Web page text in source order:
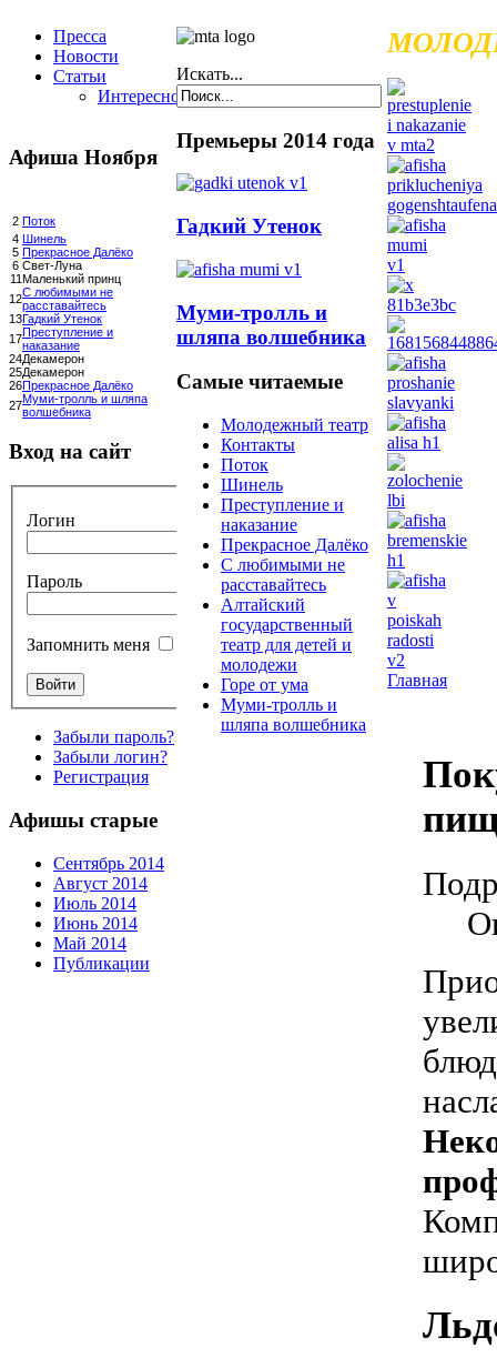
Пресса
Новости
Статьи
Интересное
Афиша Ноября
2 Поток
4 Шинель
5 Прекрасное Далёко
6 Свет-Луна
11Маленький принц
12С любимыми не
расставайтесь
13Гадкий Утенок
17Преступление и
наказание
24Декамерон
25Декамерон
26Прекрасное Далёко
27Муми-тролль и шляпа
волшебника
Вход на сайт
Логин
Пароль
Запомнить меня
Забыли пароль?
Забыли логин?
Регистрация
Афишы старые
Сентябрь 2014
Август 2014
Июль 2014
Июнь 2014
Май 2014
Публикации
Искать...
Премьеры 2014 года
Гадкий Утенок
Муми-тролль и
шляпа волшебника
Самые читаемые
Молодежный театр
Контакты
Поток
Шинель
Преступление и
наказание
Прекрасное Далёко
С любимыми не
расставайтесь
Алтайский
государственный
театр для детей и
молодежи
Горе от ума
Муми-тролль и
шляпа волшебника
Главная